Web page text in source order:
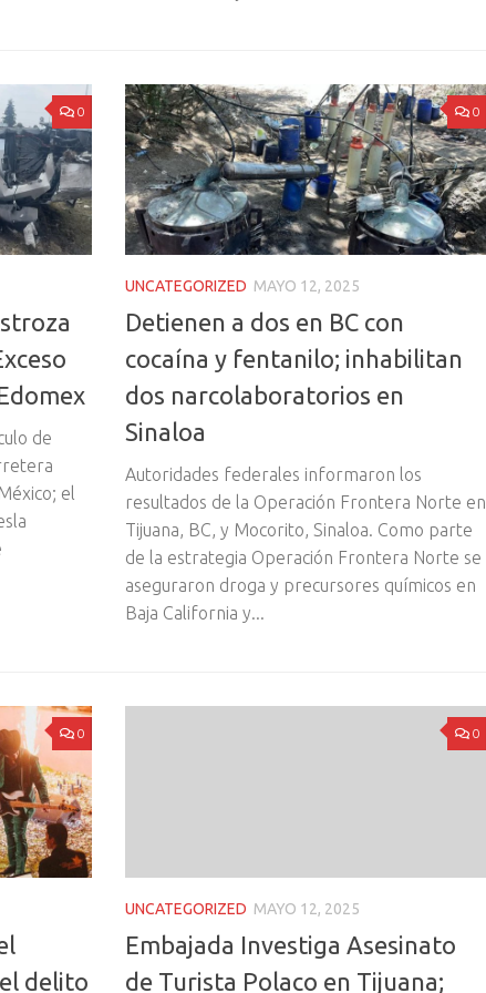
0
de
el
0
UNCATEGORIZED MAYO 12, 2025
Detienen a dos en BC con
cocaína y fentanilo; inhabilitan
dos narcolaboratorios en
Sinaloa
Autoridades federales informaron los
resultados de la Operación Frontera Norte en
Tijuana, BC, y Mocorito, Sinaloa. Como parte
de la estrategia Operación Frontera Norte se
aseguraron droga y precursores químicos en
Baja California y...
0
delito
0
UNCATEGORIZED MAYO 12, 2025
Embajada Investiga Asesinato
de Turista Polaco en Tijuana;